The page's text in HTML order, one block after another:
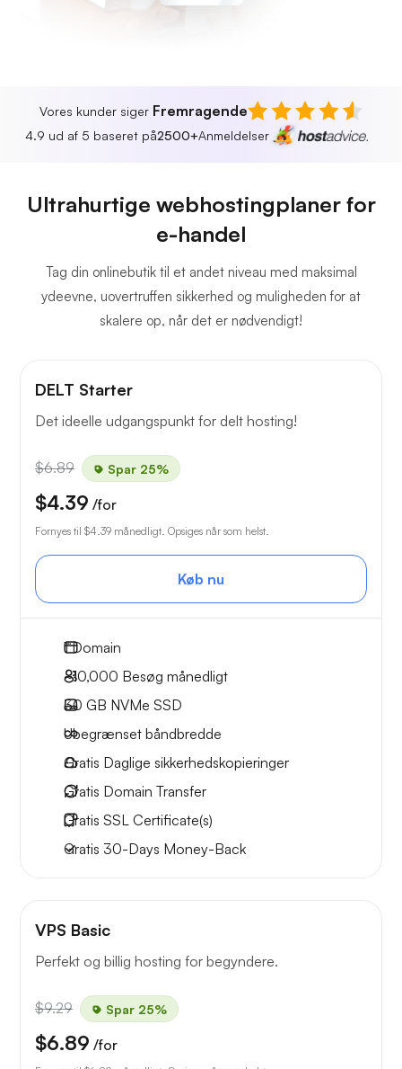
Vores kunder siger Fremragende
4.9 ud af 5 baseret på2500+Anmeldelser
Ultrahurtige webhostingplaner for
e-handel
Tag din onlinebutik til et andet niveau med maksimal
ydeevne, uovertruffen sikkerhed og muligheden for at
skalere op, når det er nødvendigt!
DELT Starter
Det ideelle udgangspunkt for delt hosting!
$6.89 Spar 25%
$4.39 /for
Fornyes til $4.39 månedligt. Opsiges når som helst.
Køb nu
1Domain
~10,000 Besøg månedligt
30 GB NVMe SSD
Ubegrænset båndbredde
Gratis Daglige sikkerhedskopieringer
Gratis Domain Transfer
Gratis SSL Certificate(s)
Gratis 30-Days Money-Back
VPS Basic
Perfekt og billig hosting for begyndere.
$9.29 Spar 25%
$6.89 /for